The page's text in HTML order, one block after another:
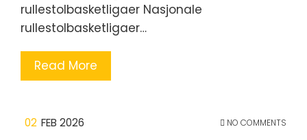
rullestolbasketligaer Nasjonale
rullestolbasketligaer…
Read More
02 FEB 2026 NO COMMENTS